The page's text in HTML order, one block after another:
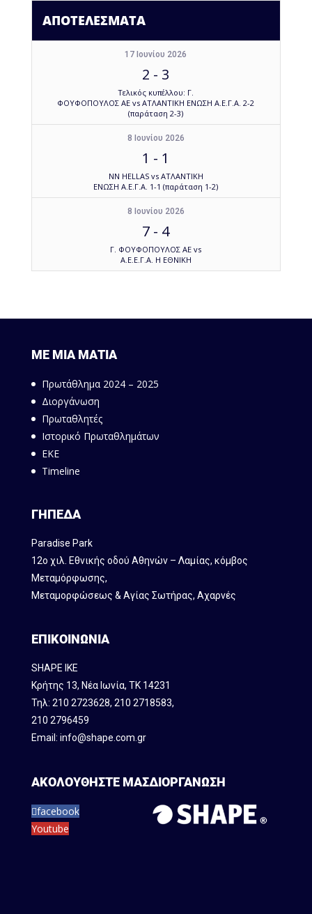
ΑΠΟΤΕΛΕΣΜΑΤΑ
17 Ιουνίου 2026
2 - 3
Τελικός κυπέλλου: Γ.
ΦΟΥΦΟΠΟΥΛΟΣ ΑΕ vs ΑΤΛΑΝΤΙΚΗ ΕΝΩΣΗ Α.Ε.Γ.Α. 2-2
(παράταση 2-3)
8 Ιουνίου 2026
1 - 1
NN HELLAS vs ΑΤΛΑΝΤΙΚΗ
ΕΝΩΣΗ Α.Ε.Γ.Α. 1-1 (παράταση 1-2)
8 Ιουνίου 2026
7 - 4
Γ. ΦΟΥΦΟΠΟΥΛΟΣ ΑΕ vs
Α.Ε.Ε.Γ.Α. Η ΕΘΝΙΚΗ
ΜΕ ΜΙΑ ΜΑΤΙΑ
Πρωτάθλημα 2024 – 2025
Διοργάνωση
Πρωταθλητές
Ιστορικό Πρωταθλημάτων
ΕΚΕ
Timeline
ΓΗΠΕΔΑ
Paradise Park
12ο χιλ. Εθνικής οδού Αθηνών – Λαμίας, κόμβος
Mεταμόρφωσης,
Μεταμορφώσεως & Αγίας Σωτήρας, Αχαρνές
ΕΠΙΚΟΙΝΩΝΙΑ
SHAPE IKE
Κρήτης 13, Νέα Ιωνία, ΤΚ 14231
Τηλ: 210 2723628, 210 2718583,
210 2796459
Email: info@shape.com.gr
ΑΚΟΛΟΥΘΗΣΤΕ ΜΑΣ
facebook
Youtube
ΔΙΟΡΓΑΝΩΣΗ